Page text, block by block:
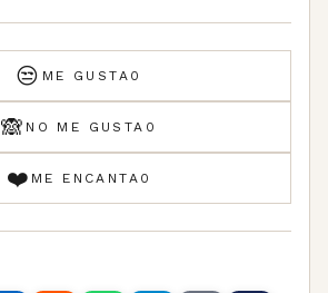
😒 ME GUSTA 0
🙈 NO ME GUSTA 0
❤️ ME ENCANTA 0